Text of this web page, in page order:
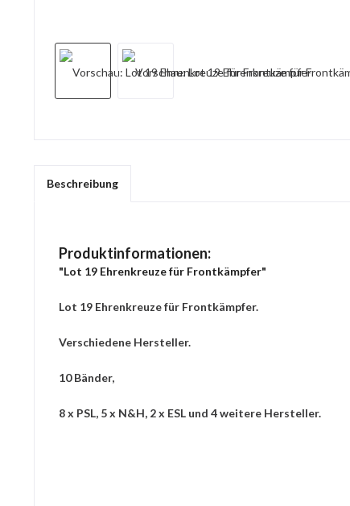
Beschreibung
Produktinformationen:
"Lot 19 Ehrenkreuze für Frontkämpfer"
Lot 19 Ehrenkreuze für Frontkämpfer.
Verschiedene Hersteller.
10 Bänder,
8 x PSL, 5 x N&H, 2 x ESL und 4 weitere Hersteller.